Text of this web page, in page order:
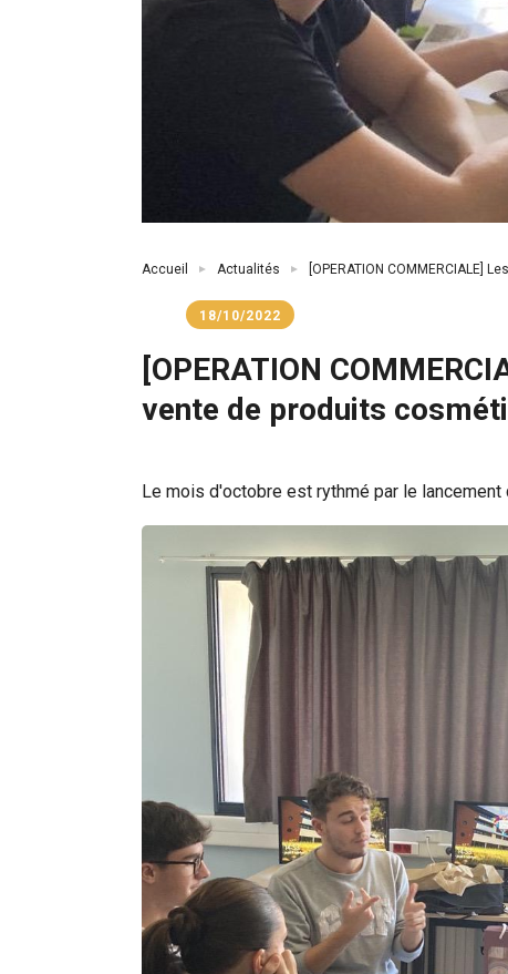
Fil
Accueil Actualités [OPERATION COMMERCIALE]
18/10/2022
[OPERATION
vente de produits
Le mois d'octobre est rythmé par le